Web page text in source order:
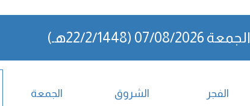
الجمعة 07/08/2026 (22/2/1448هـ)
الفجر الشروق الجمعة